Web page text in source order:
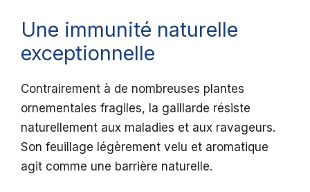
Une immunité naturelle
exceptionnelle
Contrairement à de nombreuses plantes
ornementales fragiles, la gaillarde résiste
naturellement aux maladies et aux ravageurs.
Son feuillage légèrement velu et aromatique
agit comme une barrière naturelle.